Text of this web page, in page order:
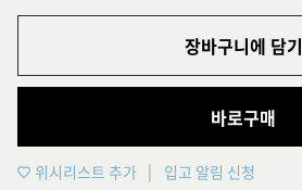
장바구니에 담기
바로구매
위시리스트 추가 입고 알림 신청